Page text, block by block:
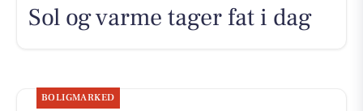
Sol og varme tager fat i dag
BOLIGMARKED